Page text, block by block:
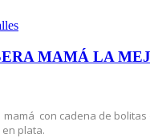
MAMÁ LA
con cadena de
plata.